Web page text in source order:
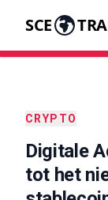
SCE
CRYPTO
Digitale
tot het